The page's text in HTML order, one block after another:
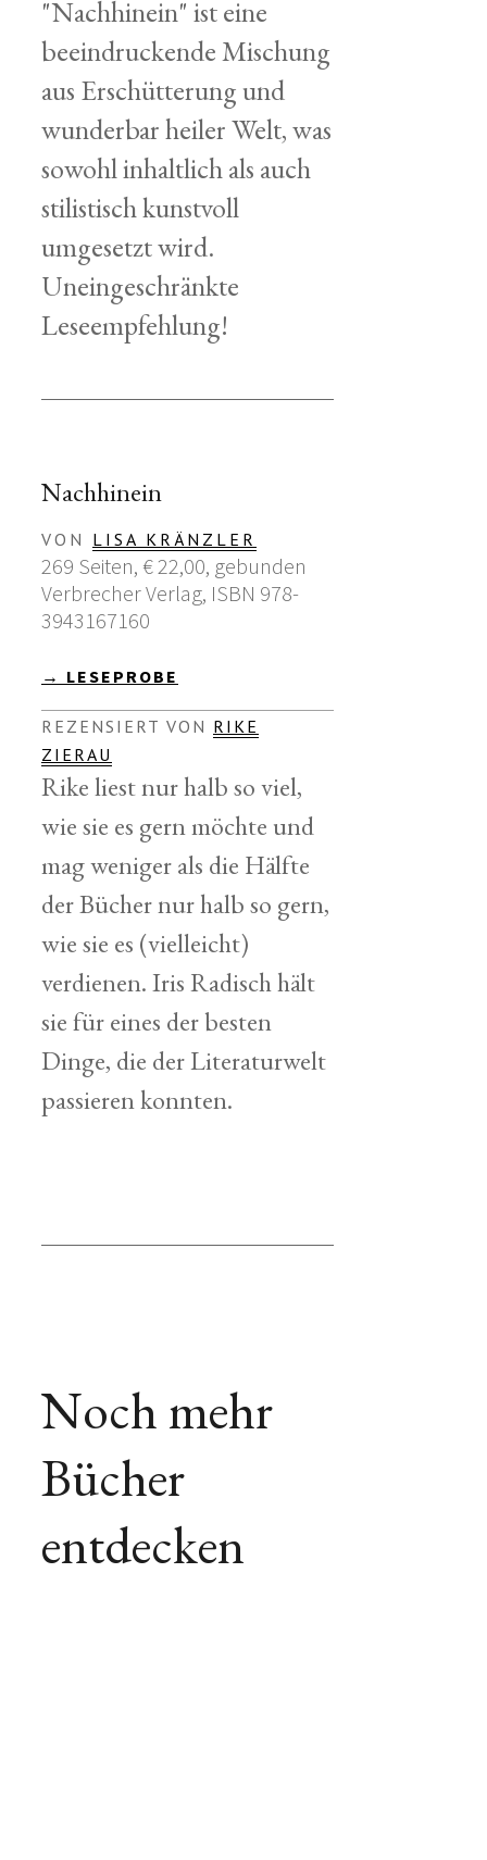
"Nachhinein" ist eine
beeindruckende Mischung
aus Erschütterung und
wunderbar heiler Welt, was
sowohl inhaltlich als auch
stilistisch kunstvoll
umgesetzt wird.
Uneingeschränkte
Leseempfehlung!
Nachhinein
VON LISA KRÄNZLER
269 Seiten, € 22,00, gebunden
Verbrecher Verlag, ISBN 978-
3943167160
→ LESEPROBE
REZENSIERT VON RIKE
ZIERAU
Rike liest nur halb so viel,
wie sie es gern möchte und
mag weniger als die Hälfte
der Bücher nur halb so gern,
wie sie es (vielleicht)
verdienen. Iris Radisch hält
sie für eines der besten
Dinge, die der Literaturwelt
passieren konnten.
Noch mehr
Bücher
entdecken